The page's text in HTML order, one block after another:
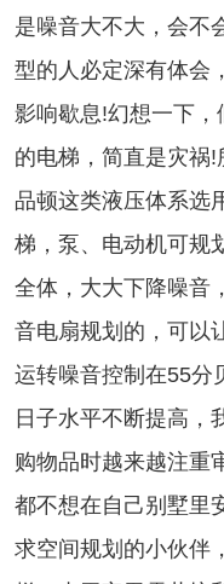
是噪音大不大，会不
型的人必定深有体会
影响歇息!幻想一下
的电梯，简直是灾祸
品顿这类液压体系选
梯，泵、电动机可规
全体，大大下降噪音
音电扇规划的，可以
运转噪音控制在55分
日子水平不断提高，
购物品时越来越注重
都不想在自己别墅里
求空间规划的小伙伴